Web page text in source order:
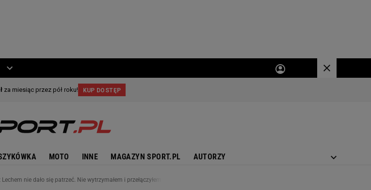
MOTO INNE MAGAZYN SPORT.PL AUTORZY
nie dało się patrzeć. Nie wytrzymałem i przełączyłem na żużel